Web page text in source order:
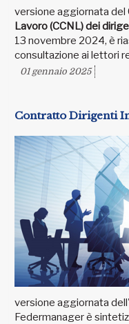
versione aggiornata del
Lavoro (CCNL) dei
13 novembre 2024, è
consultazione ai lettori
01 gennaio 2025
Contratto Dirigenti
versione aggiornata
Federmanager è